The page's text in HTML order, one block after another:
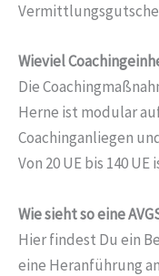
Wieviel
Die
Herne ist modular
Coachinganliegen
Von 20 UE bis 140
Wie sieht so eine
Hier findest Du ein
eine Heranführung